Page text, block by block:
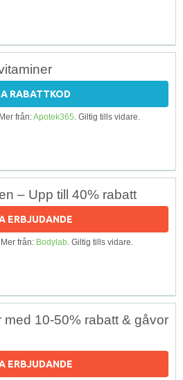
RABATTKOD
från:Apotek365. Giltig tills vidare.
– Upp till 40% rabatt
ERBJUDANDE
från: Bodylab. Giltig tills vidare.
10-50% rabatt & gåvor
ERBJUDANDE